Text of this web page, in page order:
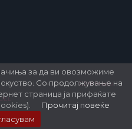
за да ви овозможиме
Со продолжување на
страница ја прифаќате
Прочитај повеќе
Reserved. Developed byGSM Media